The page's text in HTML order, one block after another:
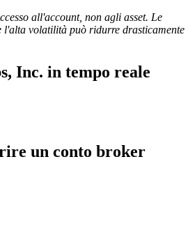
all'account, non agli asset. Le
l'alta volatilità può ridurre drasticamente
Inc. in tempo reale
un conto broker